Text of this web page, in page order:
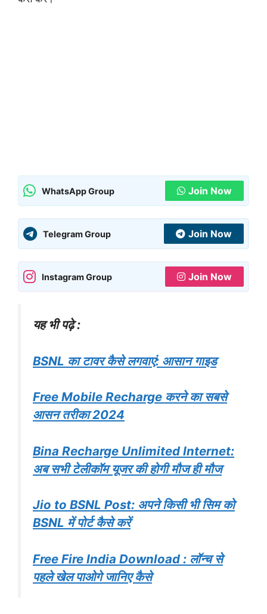
WhatsApp Group Join Now
Telegram Group Join Now
Instagram Group Join Now
यह भी पढ़े :
BSNL का टावर कैसे लगवाएं: आसान गाइड
Free Mobile Recharge करने का सबसे
आसन तरीका 2024
Bina Recharge Unlimited Internet:
अब सभी टेलीकॉम यूजर की होगी मौज ही मौज
Jio to BSNL Post: अपने किसी भी सिम को
BSNL में पोर्ट कैसे करें
Free Fire India Download : लॉन्च से
पहले खेल पाओगे जानिए कैसे